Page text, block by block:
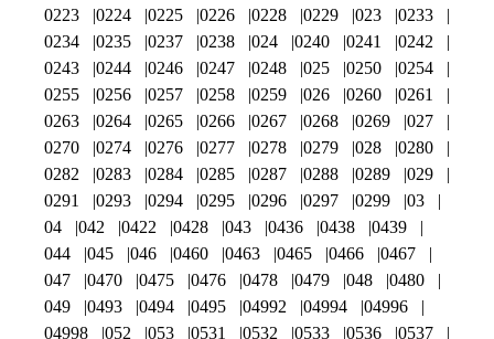
0223 0224 0225 0226 0228 0229 023
0233
0234
0235 0237 0238 024 0240 0241
0242
0243
0244 0246 0247 0248 025 0250
0254
0255
0256 0257 0258 0259 026 0260
0261
0263
0264 0265 0266 0267 0268 0269
027
0270
0274 0276 0277 0278 0279 028
0280
0282
0283 0284 0285 0287 0288 0289
029
0291
0293 0294 0295 0296 0297 0299
03
04
042 0422 0428 043 0436 0438
0439
044
045 046 0460 0463 0465 0466
0467
047
0470 0475 0476 0478 0479 048
0480
049
0493 0494 0495 04992 04994
04996
04998
052 053 0531 0532 0533 0536
0537